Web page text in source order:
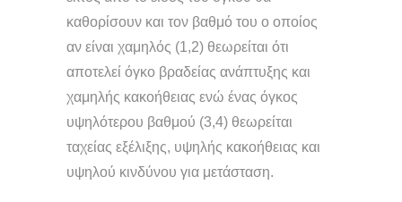
καθορίσουν και τον βαθμό του ο οποίος
αν είναι χαμηλός (1,2) θεωρείται ότι
αποτελεί όγκο βραδείας ανάπτυξης και
χαμηλής κακοήθειας ενώ ένας όγκος
υψηλότερου βαθμού (3,4) θεωρείται
ταχείας εξέλιξης, υψηλής κακοήθειας και
υψηλού κινδύνου για μετάσταση.